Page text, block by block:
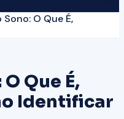
O Que É,
Que É,
Identificar